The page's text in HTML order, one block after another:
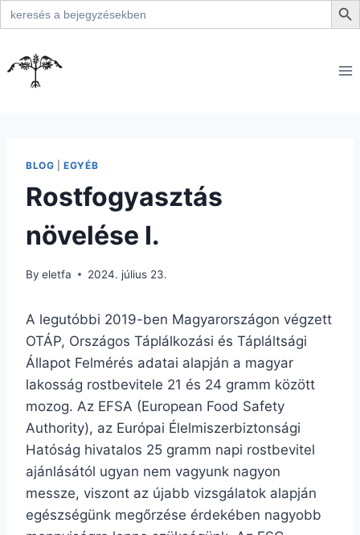
Search
for:
content
BLOG |EGYÉB
Rostfogyasztás
növelése I.
By eletfa 2024. július 23.
A legutóbbi 2019-ben Magyarországon végzett
OTÁP, Országos Táplálkozási és Tápláltsági
Állapot Felmérés adatai alapján a magyar
lakosság rostbevitele 21 és 24 gramm között
mozog. Az EFSA (European Food Safety
Authority), az Európai Élelmiszerbiztonsági
Hatóság hivatalos 25 gramm napi rostbevitel
ajánlásától ugyan nem vagyunk nagyon
messze, viszont az újabb vizsgálatok alapján
egészségünk megőrzése érdekében nagyobb